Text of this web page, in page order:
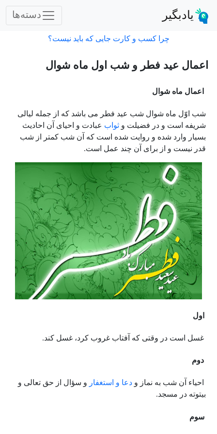
یادبگیر دسته‌ها
چرا کسب و کارت جایی که باید نیست؟
اعمال عید فطر و شب اول ماه شوال
اعمال ماه شوال
شب اوّل ماه شوال شب عید فطر می باشد که از جمله لیالى
شریفه است و در فضیلت و ثواب عبادت و احیاى آن احادیث
بسیار وارد شده و روایت شده است که آن شب کمتر از شب
قدر نیست و از برای آن چند عمل است.
اول
غسل است در وقتى که آفتاب غروب کرد، غسل کند.
‏ دوم
احیاء آن شب به نماز و دعا و استغفار و سؤال از حق تعالى و
بیتوته در مسجد.
سوم